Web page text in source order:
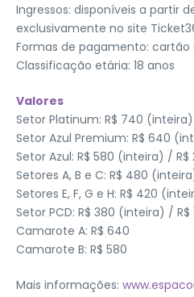
Ingressos: disponíveis a partir
exclusivamente no site
Formas de pagamento: cartão
Classificação etária: 18 anos
Valores
Setor Platinum: R$ 740
Setor Azul Premium: R$ 640
Setor Azul: R$ 580 (inteira) /
Setores A, B e C: R$ 480
Setores E, F, G e H: R$ 420
Setor PCD: R$ 380 (inteira) /
Camarote A: R$ 640
Camarote B: R$ 580
Mais informações: